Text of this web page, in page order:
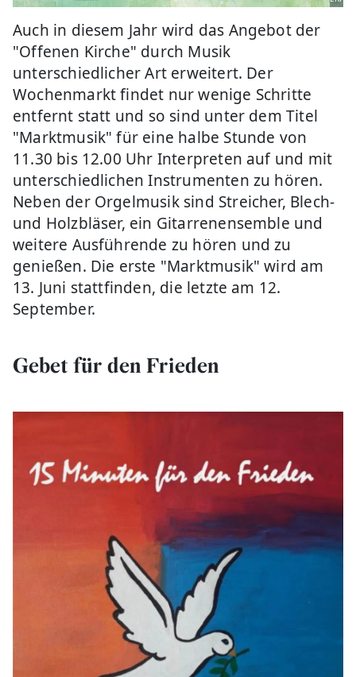
Auch in diesem Jahr wird das Angebot der
"Offenen Kirche" durch Musik
unterschiedlicher Art erweitert. Der
Wochenmarkt findet nur wenige Schritte
entfernt statt und so sind unter dem Titel
"Marktmusik" für eine halbe Stunde von
11.30 bis 12.00 Uhr Interpreten auf und mit
unterschiedlichen Instrumenten zu hören.
Neben der Orgelmusik sind Streicher, Blech-
und Holzbläser, ein Gitarrenensemble und
weitere Ausführende zu hören und zu
genießen. Die erste "Marktmusik" wird am
13. Juni stattfinden, die letzte am 12.
September.
Gebet für den Frieden